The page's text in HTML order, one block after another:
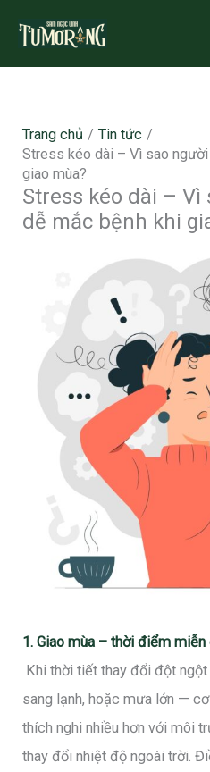
nội
Trang chủ
Tin tức
Stress kéo dài – Vì sao
giao mùa?
Stress kéo dài – Vì
dễ mắc bệnh khi
1. Giao mùa – thời điểm
Khi thời tiết thay đổi đột
sang lạnh, hoặc mưa lớn —
thích nghi nhiều hơn với môi
thay đổi nhiệt độ ngoài trời.